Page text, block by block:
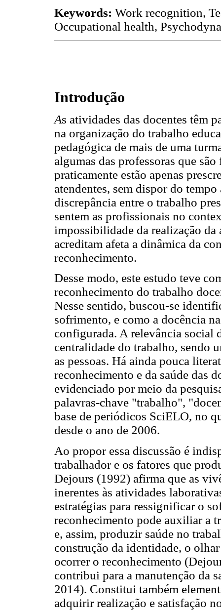
Keywords: Work recognition,
Occupational health,
Introdução
As atividades das docentes têm
na organização do trabalho
pedagógica de mais de uma
algumas das professoras que
praticamente estão apenas
atendentes, sem dispor do
discrepância entre o trabalho
sentem as profissionais no
impossibilidade da realização
acreditam afeta a dinâmica da
reconhecimento.
Desse modo, este estudo teve
reconhecimento do trabalho
Nesse sentido, buscou-se
sofrimento, e como a docência
configurada. A relevância social
centralidade do trabalho, sendo
as pessoas. Há ainda pouca
reconhecimento e da saúde das
evidenciado por meio da
palavras-chave "trabalho",
base de periódicos SciELO, no
desde o ano de 2006.
Ao propor essa discussão é
trabalhador e os fatores que
Dejours (1992) afirma que as
inerentes às atividades
estratégias para ressignificar o
reconhecimento pode auxiliar a
e, assim, produzir saúde no
construção da identidade, o
ocorrer o reconhecimento
contribui para a manutenção da
2014). Constitui também
adquirir realização e satisfação